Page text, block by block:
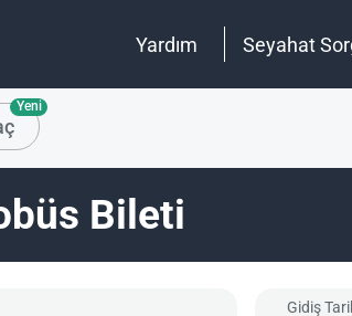
Yardım Seyahat
Yeni
Bileti
Gidiş